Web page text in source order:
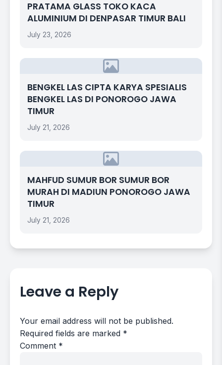
PRATAMA GLASS TOKO KACA
ALUMINIUM DI DENPASAR TIMUR BALI
July 23, 2026
BENGKEL LAS CIPTA KARYA SPESIALIS
BENGKEL LAS DI PONOROGO JAWA
TIMUR
July 21, 2026
MAHFUD SUMUR BOR SUMUR BOR
MURAH DI MADIUN PONOROGO JAWA
TIMUR
July 21, 2026
Leave a Reply
Your email address will not be published.
Required fields are marked *
Comment *